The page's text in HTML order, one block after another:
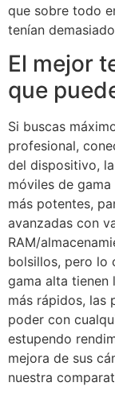
que sobre todo
tenían
El mejor
que
Si buscas
profesional,
del dispositivo,
móviles de
más potentes,
avanzadas con
RAM/
bolsillos, pero lo
gama alta tienen
más rápidos, las
poder con
estupendo
mejora de sus
nuestra